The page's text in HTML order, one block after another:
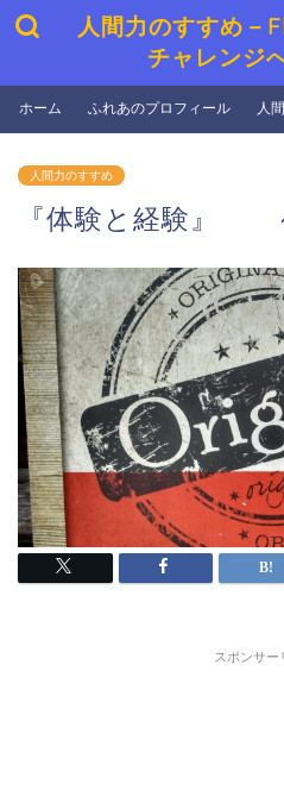
人間力のすすめ
チャレンジ
ホーム ふれあのプロフィール 人
人間力のすすめ
『体験と経験』
スポンサー